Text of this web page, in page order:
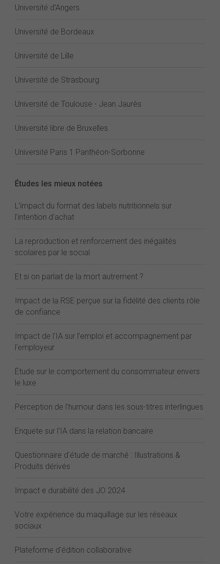
Université d'Angers
Université de Bordeaux
Université de Lille
Université de Strasbourg
Université de Toulouse - Jean Jaurès
Université libre de Bruxelles
Université Paris 1 Panthéon-Sorbonne
Études les mieux notées
L'impact du format des labels nutritionnels sur
l'intention d'achat
La reproduction et renforcement des inégalités
scolaires par le social
Et si on parlait de la mort autrement ?
Impact de la RSE perçue sur la fidélité des clients rôle
de confiance
Impact de l'IA sur l'emploi et accompagnement par
l'employeur
Étude sur le comportement du consommateur envers
le luxe
Perception de l'humour dans les sous-titres interlingues
Enquete sur l'IA dans la relation bancaire
Questionnaire d'étude de marché : Illustrations &
Produits dérivés
Impact e durabilité des JO 2024
Votre expérience du maquillage sur les réseaux
sociaux
Plateforme d'édition collaborative